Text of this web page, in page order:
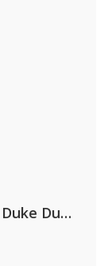
Purple Disco Machine, Duke Dumont & Nothing But Thieves